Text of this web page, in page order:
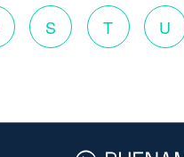
S T U